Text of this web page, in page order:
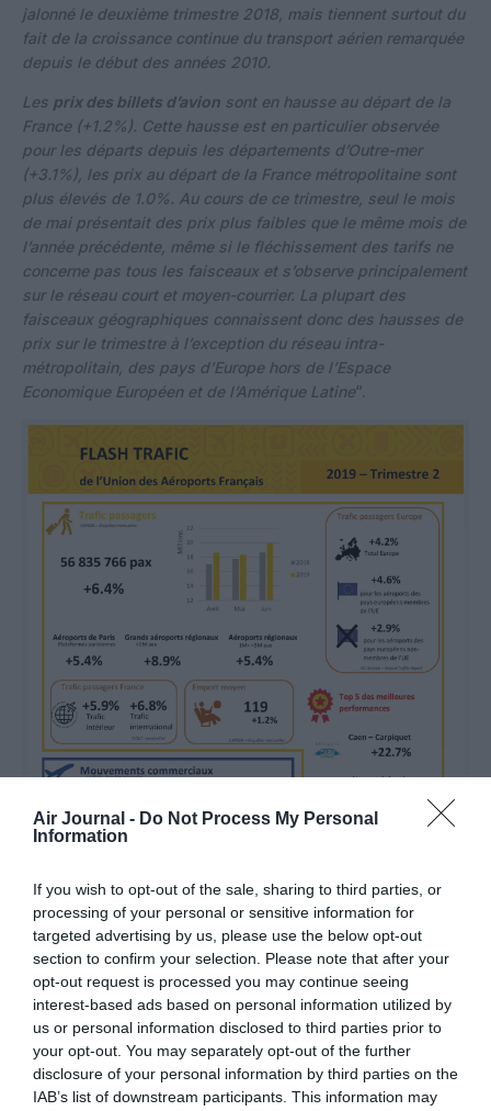
Air Journal - Do Not Process My Personal
Information
If you wish to opt-out of the sale, sharing to third parties, or
processing of your personal or sensitive information for
targeted advertising by us, please use the below opt-out
section to confirm your selection. Please note that after your
opt-out request is processed you may continue seeing
interest-based ads based on personal information utilized by
us or personal information disclosed to third parties prior to
your opt-out. You may separately opt-out of the further
disclosure of your personal information by third parties on the
IAB’s list of downstream participants. This information may
jalonné le deuxième trimestre 2018, mais tiennent surtout du
fait de la croissance continue du transport aérien remarquée
depuis le début des années 2010.
Les prix des billets d’avion sont en hausse au départ de la
France (+1.2%). Cette hausse est en particulier observée
pour les départs depuis les départements d’Outre-mer
(+3.1%), les prix au départ de la France métropolitaine sont
plus élevés de 1.0%. Au cours de ce trimestre, seul le mois
de mai présentait des prix plus faibles que le même mois de
l’année précédente, même si le fléchissement des tarifs ne
concerne pas tous les faisceaux et s’observe principalement
sur le réseau court et moyen-courrier. La plupart des
faisceaux géographiques connaissent donc des hausses de
prix sur le trimestre à l’exception du réseau intra-
métropolitain, des pays d’Europe hors de l’Espace
Economique Européen et de l’Amérique Latine“.
@UAF